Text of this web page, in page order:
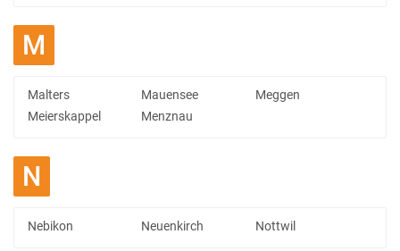
M
Malters Mauensee
Meggen
Meierskappel
Menznau
N
Nebikon Neuenkirch Nottwil